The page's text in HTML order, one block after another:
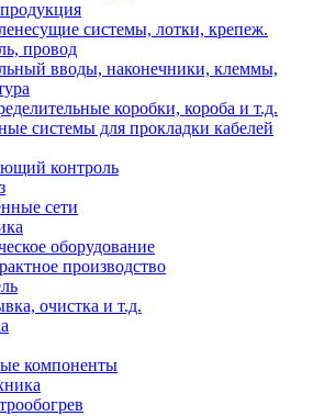
системы, лотки, крепеж.
провод
вводы, наконечники, клеммы,
коробки, короба и т.д.
системы для прокладки кабелей
контроль
сети
оборудование
производство
очистка и т.д.
компоненты